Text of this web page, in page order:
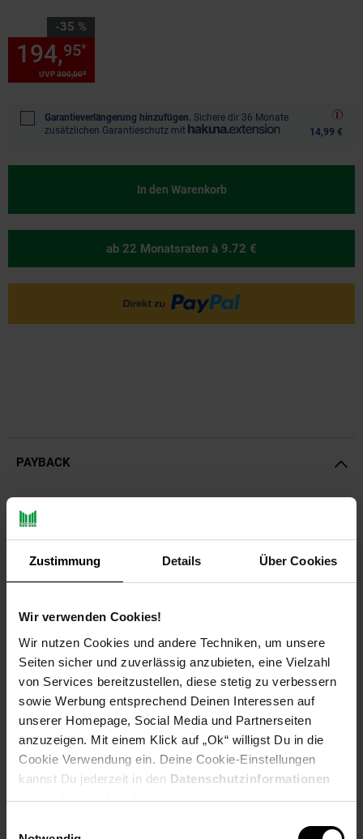
Zustimmung Details Über Cookies
Wir verwenden Cookies!
Wir nutzen Cookies und andere Techniken, um unsere
Seiten sicher und zuverlässig anzubieten, eine Vielzahl
von Services bereitzustellen, diese stetig zu verbessern
sowie Werbung entsprechend Deinen Interessen auf
unserer Homepage, Social Media und Partnerseiten
anzuzeigen. Mit einem Klick auf „Ok“ willigst Du in die
Cookie Verwendung ein. Deine Cookie-Einstellungen
kannst Du jederzeit in den Datenschutzinformationen
ändern bzw. widerrufen.
-35 %
Sie Sparen 35 Prozent,
UVP300,00*
194,95*
Garantieverlängerung hinzufügen. Sichere dir 36 Monate
zusätzlichen Garantieschutz mit
14,99 €
In den Warenkorb
ab 22 Monatsraten à 9.72 €
PAYBACK
Payback Punkte
Design
Aluminium Geweih mit zwei formschön geformten
Hörnern
Außergewöhnlich Jagdambiente für Ihr Heim & Haus
Hochwertige Verarbeitung mit abstrakter Formgebung
Abmessungen